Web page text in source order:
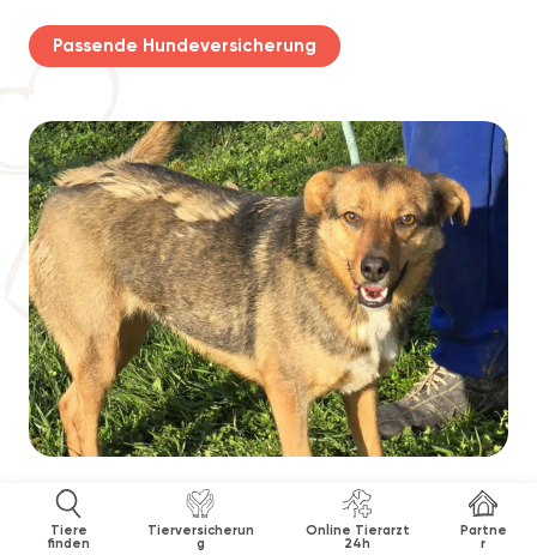
Tiere
finden
Tierversicherun
g
Online Tierarzt
24h
Partne
r
Passende Hundeversicherung